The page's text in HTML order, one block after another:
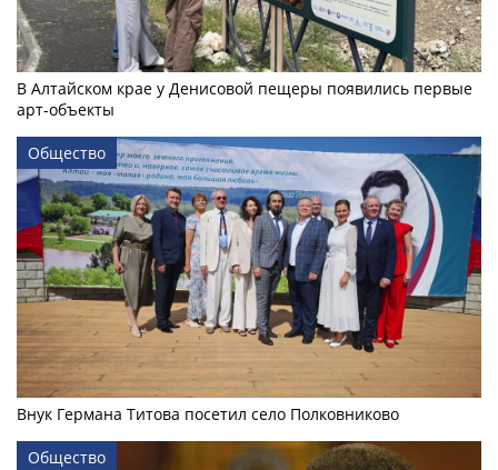
В Алтайском крае у Денисовой пещеры появились первые
арт-объекты
Общество
Внук Германа Титова посетил село Полковниково
Общество